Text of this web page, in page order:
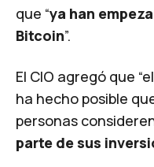
que “ya han
Bitcoin”.
El CIO agregó que
ha hecho posible
personas
parte de sus